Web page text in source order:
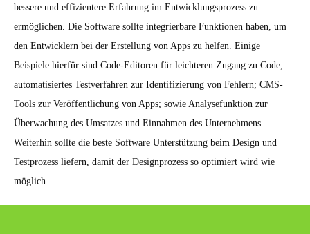
bessere und effizientere Erfahrung im Entwicklungsprozess zu
ermöglichen. Die Software sollte integrierbare Funktionen haben, um
den Entwicklern bei der Erstellung von Apps zu helfen. Einige
Beispiele hierfür sind Code-Editoren für leichteren Zugang zu Code;
automatisiertes Testverfahren zur Identifizierung von Fehlern; CMS-
Tools zur Veröffentlichung von Apps; sowie Analysefunktion zur
Überwachung des Umsatzes und Einnahmen des Unternehmens.
Weiterhin sollte die beste Software Unterstützung beim Design und
Testprozess liefern, damit der Designprozess so optimiert wird wie
möglich.